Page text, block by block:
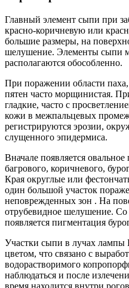
Главный элемент сыпи при
красно-коричневую или
большие размеры, на
шелушение. Элементы сыпи
располагаются обособленно.
При поражении области
пятен часто морщинистая.
гладкие, часто с
кожи в межпальцевых
регистрируются эрозии,
слущенного эпидермиса.
Вначале появляется
багрового, коричневого,
Края округлые или
один большой участок
неповрежденных зон . На
отрубевидное шелушение.
появляется пигментация
Участки сыпи в лучах лампы
цветом, что связано с
водорастворимого
наблюдаться и после
время находится внутри